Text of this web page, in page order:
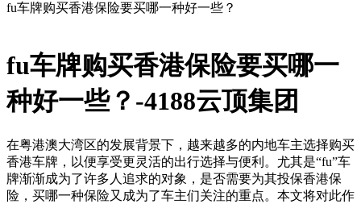
fu车牌购买香港保险要买哪一种好一些？
fu车牌购买香港保险要买哪一
种好一些？-4188云顶集团
在粤港澳大湾区的发展背景下，越来越多的内地车主选择购买
香港车牌，以便享受更灵活的出行选择与便利。尤其是“fu”车
牌渐渐成为了许多人追求的对象，是否需要为其投保香港保
险，买哪一种保险又成为了车主们关注的重点。本文将对此作